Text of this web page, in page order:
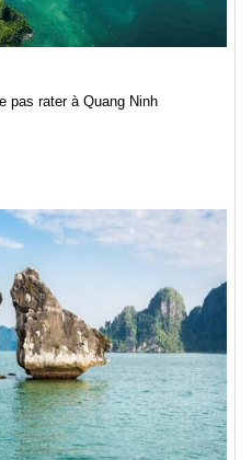
pas rater à Quang Ninh